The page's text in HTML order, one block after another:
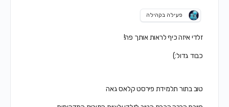
פעילה בקהילה
זלדי איזה כיף לראות אותך פה!
כבוד גדול:)
טוב בתור תלמידת פירסט קלאס גאה